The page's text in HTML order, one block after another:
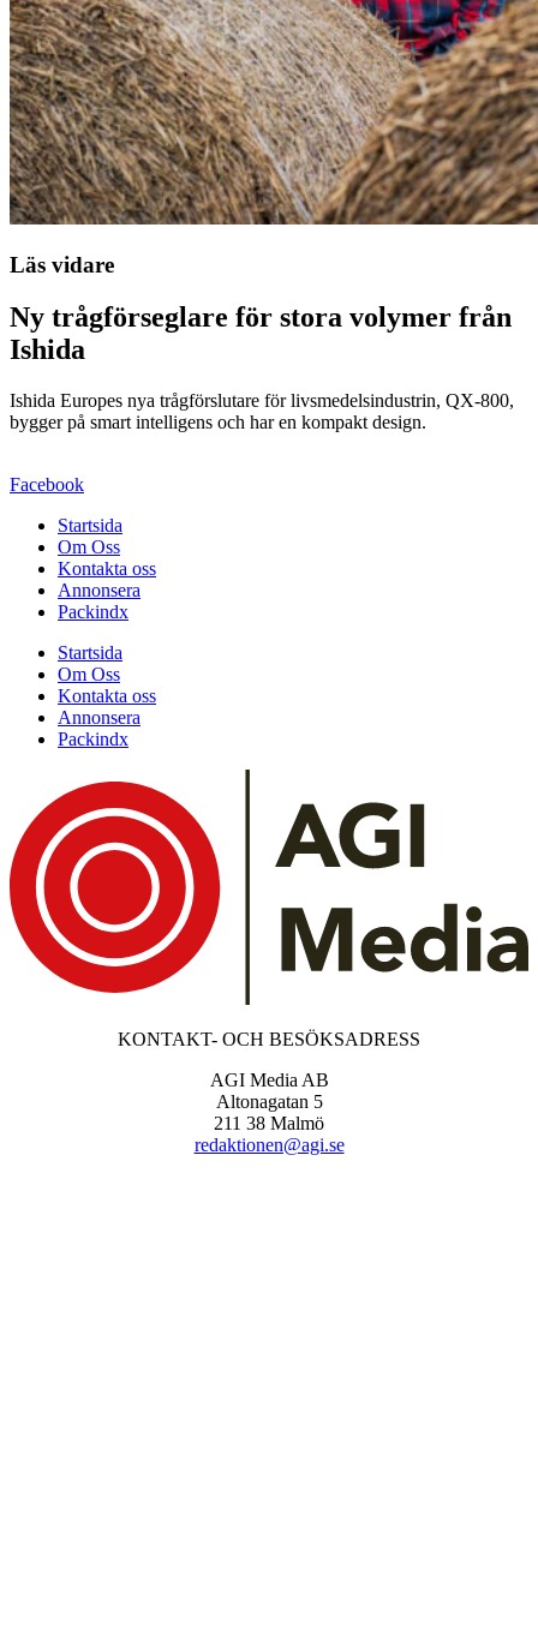
Läs vidare
Ny trågförseglare för stora volymer från
Ishida
Ishida Europes nya trågförslutare för livsmedelsindustrin, QX-800,
bygger på smart intelligens och har en kompakt design.
Facebook
Startsida
Om Oss
Kontakta oss
Annonsera
Packindx
Startsida
Om Oss
Kontakta oss
Annonsera
Packindx
KONTAKT- OCH BESÖKSADRESS
AGI Media AB
Altonagatan 5
211 38 Malmö
redaktionen@agi.se